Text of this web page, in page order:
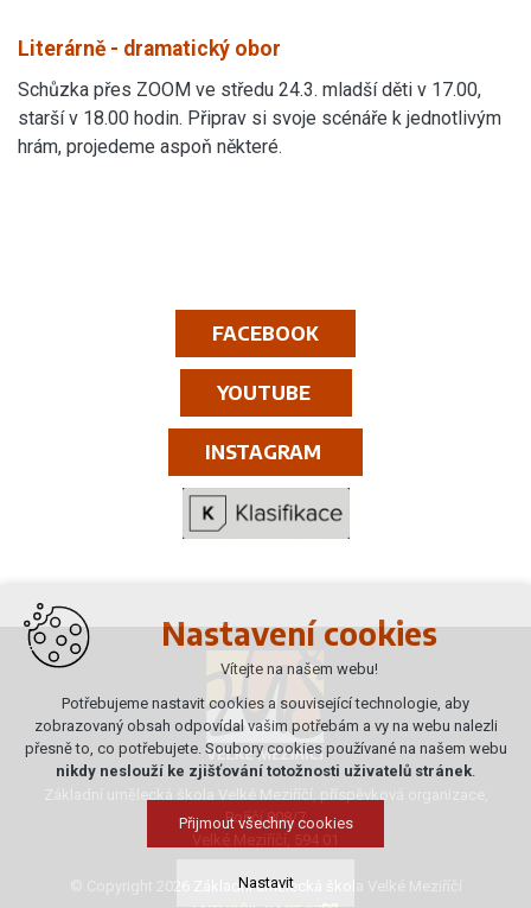
FACEBOOK
YOUTUBE
INSTAGRAM
Literárně - dramatický obor
Schůzka přes ZOOM ve středu 24.3. mladší děti v 17.00,
starší v 18.00 hodin. Připrav si svoje scénáře k jednotlivým
hrám, projedeme aspoň některé.
Poříčí 808/7
© Copyright 2026 Základní umělecká škola Velké Meziříčí
Nastavení cookies
Vítejte na našem webu!
Potřebujeme nastavit cookies a související technologie, aby
zobrazovaný obsah odpovídal vašim potřebám a vy na webu nalezli
přesně to, co potřebujete. Soubory cookies používané na našem webu
nikdy neslouží ke zjišťování totožnosti uživatelů stránek.
Přijmout všechny cookies
Nastavit